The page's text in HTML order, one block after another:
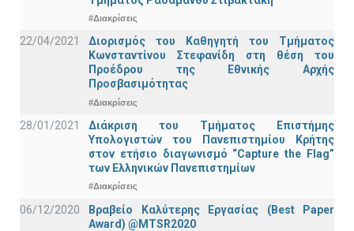
#Διακρίσεις
22/04/2021
Διορισμός του Καθηγητή του Τμήματος
Κωνσταντίνου Στεφανίδη στη θέση του
Προέδρου της Εθνικής Αρχής
Προσβασιμότητας
#Διακρίσεις
28/01/2021
Διάκριση του Τμήματος Επιστήμης
Υπολογιστών του Πανεπιστημίου Κρήτης
στον ετήσιο διαγωνισμό “Capture the Flag”
των Ελληνικών Πανεπιστημίων
#Διακρίσεις
06/12/2020
Βραβείο Καλύτερης Εργασίας (Best Paper
Award) @MTSR2020